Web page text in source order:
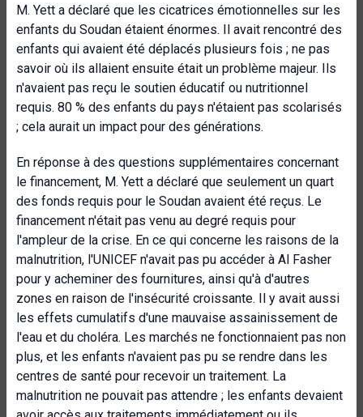
M. Yett a déclaré que les cicatrices émotionnelles sur les
enfants du Soudan étaient énormes. Il avait rencontré des
enfants qui avaient été déplacés plusieurs fois ; ne pas
savoir où ils allaient ensuite était un problème majeur. Ils
n'avaient pas reçu le soutien éducatif ou nutritionnel
requis. 80 % des enfants du pays n'étaient pas scolarisés
; cela aurait un impact pour des générations.
En réponse à des questions supplémentaires concernant
le financement, M. Yett a déclaré que seulement un quart
des fonds requis pour le Soudan avaient été reçus. Le
financement n'était pas venu au degré requis pour
l'ampleur de la crise. En ce qui concerne les raisons de la
malnutrition, l'UNICEF n'avait pas pu accéder à Al Fasher
pour y acheminer des fournitures, ainsi qu'à d'autres
zones en raison de l'insécurité croissante. Il y avait aussi
les effets cumulatifs d'une mauvaise assainissement de
l'eau et du choléra. Les marchés ne fonctionnaient pas non
plus, et les enfants n'avaient pas pu se rendre dans les
centres de santé pour recevoir un traitement. La
malnutrition ne pouvait pas attendre ; les enfants devaient